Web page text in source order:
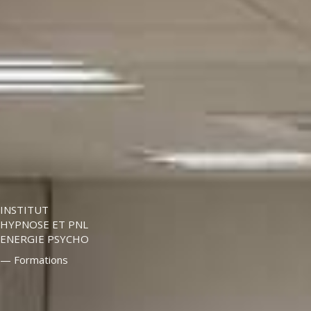
INSTITUT
HYPNOSE ET PNL
ENERGIE PSYCHO
— Formations